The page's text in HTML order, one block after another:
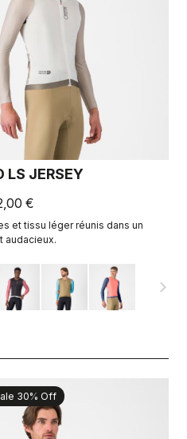
LS JERSEY
€
et tissu léger réunis dans un
audacieux.
navigate_next
30% Off